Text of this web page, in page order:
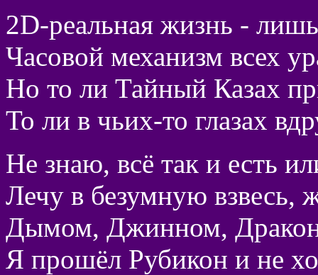
2D-реальная жизнь -
Часовой механизм всех
Но то ли Тайный Казах
То ли в чьих-то глазах
Не знаю, всё так и есть
Лечу в безумную взвесь,
Дымом, Джинном,
Я прошёл Рубикон и не